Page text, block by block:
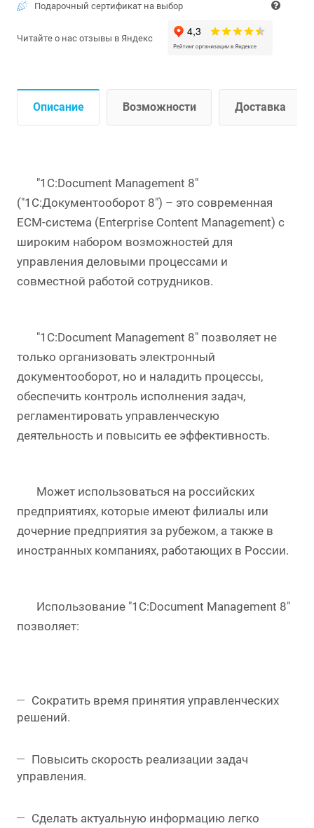
Подарочный сертификат на выбор
Читайте о нас отзывы в Яндекс
Описание Возможности Доставка
"1C:Document Management 8"
("1С:Документооборот 8") – это современная
ECM-система (Enterprise Content Management) с
широким набором возможностей для
управления деловыми процессами и
совместной работой сотрудников.
"1C:Document Management 8" позволяет не
только организовать электронный
документооборот, но и наладить процессы,
обеспечить контроль исполнения задач,
регламентировать управленческую
деятельность и повысить ее эффективность.
Может использоваться на российских
предприятиях, которые имеют филиалы или
дочерние предприятия за рубежом, а также в
иностранных компаниях, работающих в России.
Использование "1C:Document Management 8"
позволяет:
Сократить время принятия управленческих
решений.
Повысить скорость реализации задач
управления.
Сделать актуальную информацию легко